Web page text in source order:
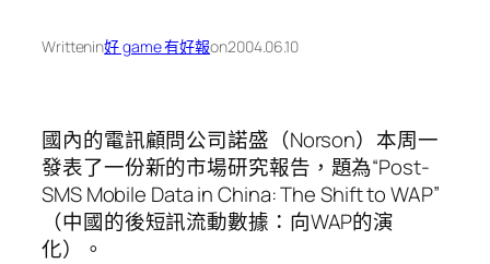
Writtenin好 game 有好報on2004.06.10
國內的電訊顧問公司諾盛（Norson）本周一
發表了一份新的市場研究報告，題為“Post-
SMS Mobile Data in China: The Shift to WAP”
（中國的後短訊流動數據：向WAP的演
化）。